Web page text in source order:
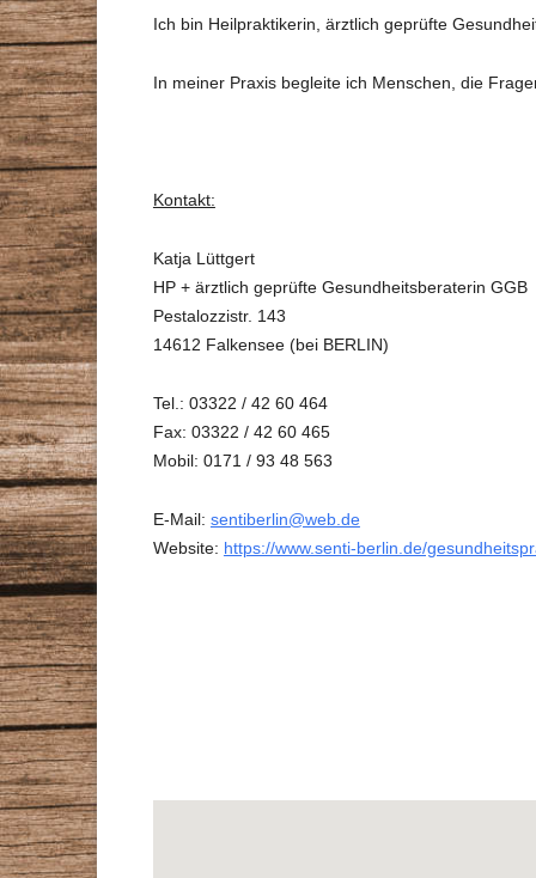
DR.-BRUKER-GARTEN
PRESSE
Ich bin Heilpraktikerin, ärztlich geprüfte
In meiner Praxis begleite ich Menschen, die
Kontakt:
Katja Lüttgert
HP + ärztlich geprüfte Gesundheitsberaterin GGB
Pestalozzistr. 143
14612 Falkensee (bei BERLIN)
Tel.: 03322 / 42 60 464
Fax: 03322 / 42 60 465
Mobil: 0171 / 93 48 563
E-Mail: sentiberlin@web.de
Website: https://www.senti-berlin.de/